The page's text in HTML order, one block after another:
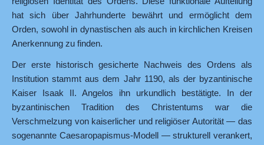
hat sich über Jahrhunderte bewährt und ermöglicht dem
Orden, sowohl in dynastischen als auch in kirchlichen Kreisen
Anerkennung zu finden.
Der erste historisch gesicherte Nachweis des Ordens als
Institution stammt aus dem Jahr 1190, als der byzantinische
Kaiser Isaak II. Angelos ihn urkundlich bestätigte. In der
byzantinischen Tradition des Christentums war die
Verschmelzung von kaiserlicher und religiöser Autorität — das
sogenannte Caesaropapismus-Modell — strukturell verankert,